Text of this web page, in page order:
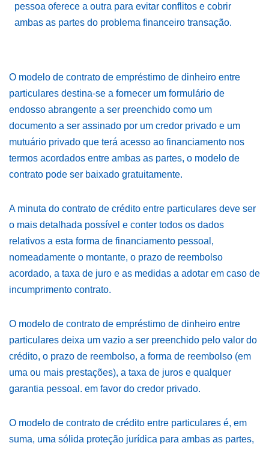
pessoa oferece a outra para evitar conflitos e cobrir
ambas as partes do problema financeiro transação.
O modelo de contrato de empréstimo de dinheiro entre
particulares destina-se a fornecer um formulário de
endosso abrangente a ser preenchido como um
documento a ser assinado por um credor privado e um
mutuário privado que terá acesso ao financiamento nos
termos acordados entre ambas as partes, o modelo de
contrato pode ser baixado gratuitamente.
A minuta do contrato de crédito entre particulares deve ser
o mais detalhada possível e conter todos os dados
relativos a esta forma de financiamento pessoal,
nomeadamente o montante, o prazo de reembolso
acordado, a taxa de juro e as medidas a adotar em caso de
incumprimento contrato.
O modelo de contrato de empréstimo de dinheiro entre
particulares deixa um vazio a ser preenchido pelo valor do
crédito, o prazo de reembolso, a forma de reembolso (em
uma ou mais prestações), a taxa de juros e qualquer
garantia pessoal. em favor do credor privado.
O modelo de contrato de crédito entre particulares é, em
suma, uma sólida proteção jurídica para ambas as partes,